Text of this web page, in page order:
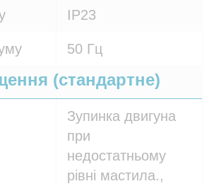
IP23
50 Гц
(стандартне)
Зупинка двигуна
при
недостатньому
рівні мастила.,